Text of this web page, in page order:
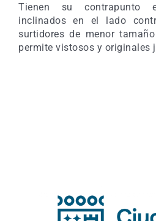
Tienen su contrapunto
inclinados en el lado
surtidores de menor
permite vistosos y originales